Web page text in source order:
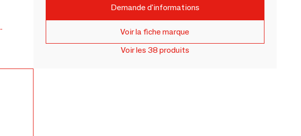
Demande d'informations
Voir la fiche marque
Voir les 38 produits